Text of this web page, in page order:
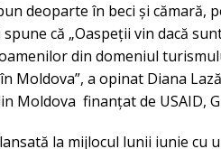
deoparte în beci și cămară,
că „Oaspeții vin dacă
din domeniul
Moldova”, a opinat Diana
Moldova finanțat de USAID,
la mijlocul lunii iunie cu